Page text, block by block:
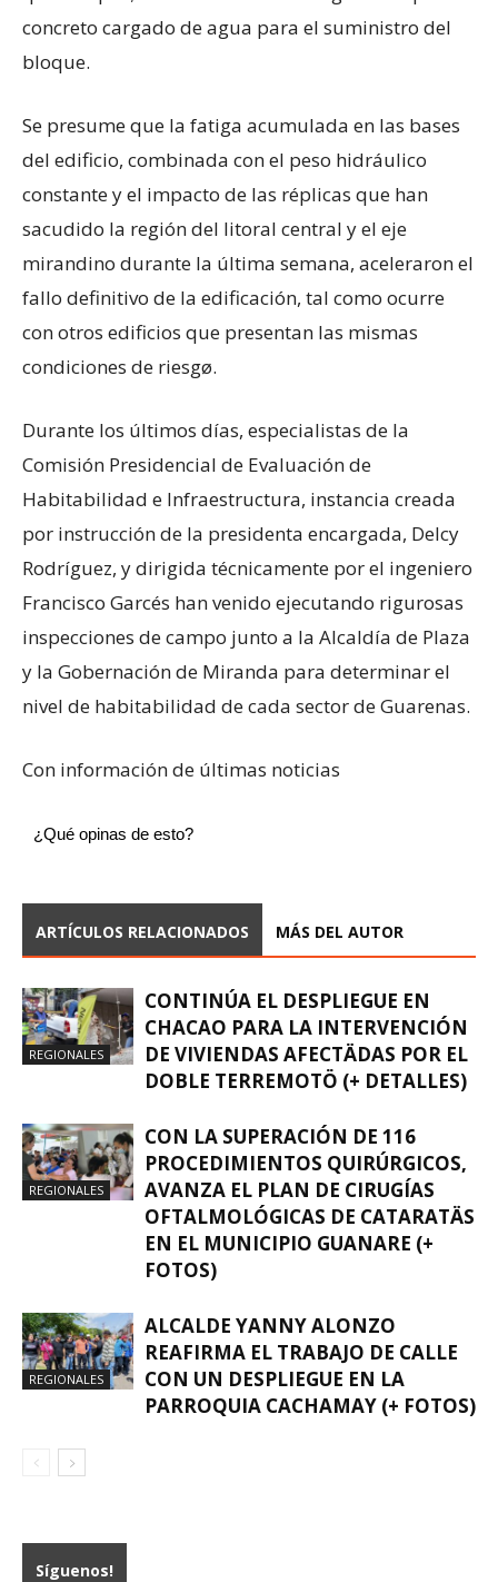
concreto cargado de agua para el suministro del
bloque.
Se presume que la fatiga acumulada en las bases
del edificio, combinada con el peso hidráulico
constante y el impacto de las réplicas que han
sacudido la región del litoral central y el eje
mirandino durante la última semana, aceleraron el
fallo definitivo de la edificación, tal como ocurre
con otros edificios que presentan las mismas
condiciones de riesgø.
Durante los últimos días, especialistas de la
Comisión Presidencial de Evaluación de
Habitabilidad e Infraestructura, instancia creada
por instrucción de la presidenta encargada, Delcy
Rodríguez, y dirigida técnicamente por el ingeniero
Francisco Garcés han venido ejecutando rigurosas
inspecciones de campo junto a la Alcaldía de Plaza
y la Gobernación de Miranda para determinar el
nivel de habitabilidad de cada sector de Guarenas.
Con información de últimas noticias
¿Qué opinas de esto?
ARTÍCULOS RELACIONADOS MÁS DEL AUTOR
REGIONALES
CONTINÚA EL DESPLIEGUE EN
CHACAO PARA LA INTERVENCIÓN
DE VIVIENDAS AFECTÄDAS POR EL
DOBLE TERREMOTÖ (+ DETALLES)
REGIONALES
CON LA SUPERACIÓN DE 116
PROCEDIMIENTOS QUIRÚRGICOS,
AVANZA EL PLAN DE CIRUGÍAS
OFTALMOLÓGICAS DE CATARATÄS
EN EL MUNICIPIO GUANARE (+
FOTOS)
REGIONALES
ALCALDE YANNY ALONZO
REAFIRMA EL TRABAJO DE CALLE
CON UN DESPLIEGUE EN LA
PARROQUIA CACHAMAY (+ FOTOS)
Síguenos!